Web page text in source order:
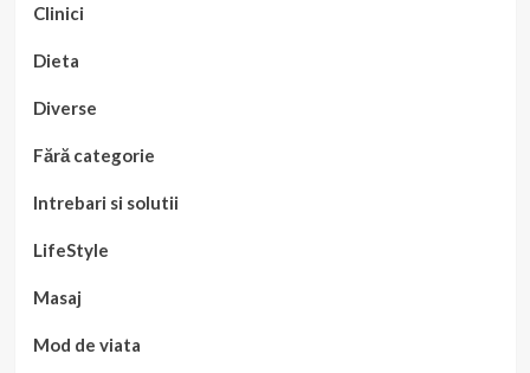
Clinici
Dieta
Diverse
Fără categorie
Intrebari si solutii
LifeStyle
Masaj
Mod de viata